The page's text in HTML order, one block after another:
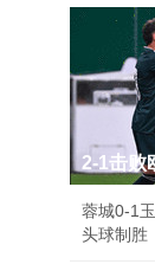
2-1击败
蓉城0-1
头球制胜